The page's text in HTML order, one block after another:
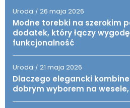
Uroda / 26 maja 2026
Modne torebki na szerokim
dodatek, który łączy
funkcjonalność
Uroda / 21 maja 2026
Dlaczego elegancki
dobrym wyborem na